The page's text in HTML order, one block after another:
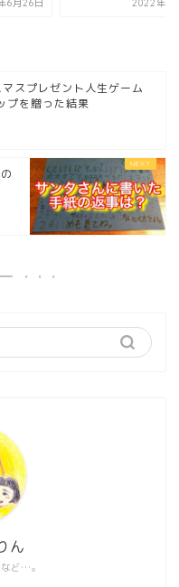
10月1日 2019年10
スプレゼント人生ゲーム
プを贈った結果
ど…。
ん